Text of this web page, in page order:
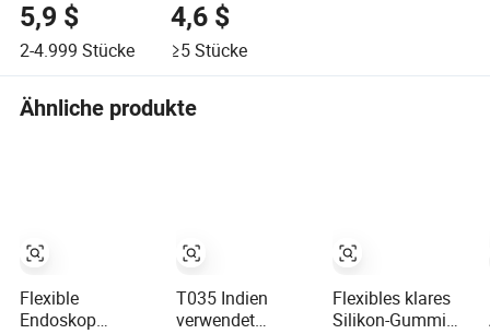
5,9 $
2-4.999 Stücke
4,6 $
≥5Stücke
Ähnliche produkte
Flexible
Endoskop
T035 Indien
verwendet
Flexibles klares
Silikon-Gummi